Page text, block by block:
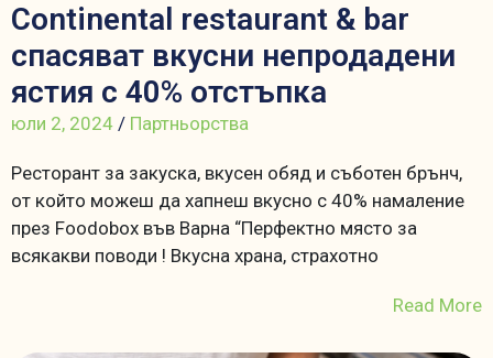
Continental restaurant & bar
спасяват вкусни непродадени
ястия с 40% отстъпка
юли 2, 2024 / Партньорства
Ресторант за закуска, вкусен обяд и съботен брънч,
от който можеш да хапнеш вкусно с 40% намаление
през Foodobox във Варна “Перфектно място за
всякакви поводи ! Вкусна храна, страхотно
Read More